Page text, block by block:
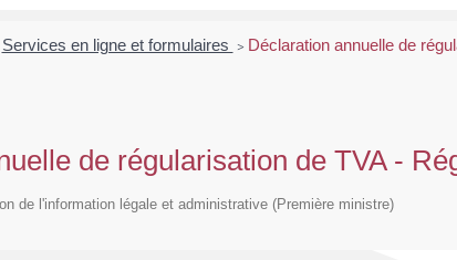
Services en ligne et formulaires > Déclaration annuelle de
de régularisation de TVA -
de l'information légale et administrative (Première ministre)